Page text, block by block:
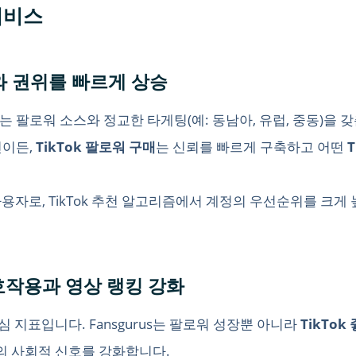
스
권위를 빠르게 상승
팔로워 소스와 정교한 타게팅(예: 동남아, 유럽, 중동)을
든, TikTok 팔로워 구매는 신뢰를 빠르게 구축하고 어떤
자로, TikTok 추천 알고리즘에서 계정의 우선순위를 크게
용과 영상 랭킹 강화
지표입니다. Fansgurus는 팔로워 성장뿐 아니라TikTok
사회적 신호를 강화합니다.